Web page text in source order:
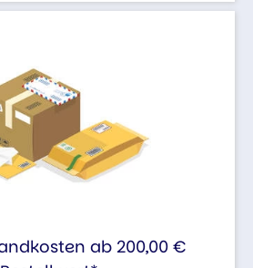
ab 200,00 €